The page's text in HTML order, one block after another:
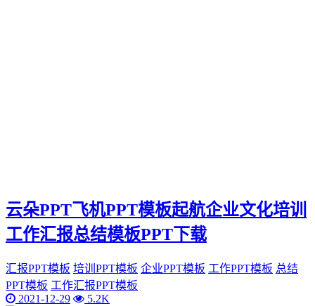
云朵PPT飞机PPT模板起航企业文化培训
工作汇报总结模板PPT下载
汇报PPT模板 培训PPT模板 企业PPT模板 工作PPT模板 总结
PPT模板 工作汇报PPT模板
2021-12-29
5.2K